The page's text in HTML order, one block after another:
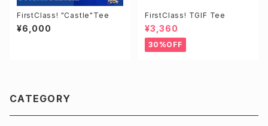
FirstClass! "Castle"Tee
¥6,000
FirstClass! TGIF Tee
¥3,360
30%OFF
CATEGORY